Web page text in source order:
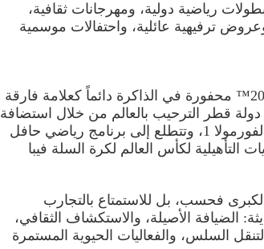
رياضية دولية، ومهرجانات ثقافية،
ترفيهية عائلية، واحتفالات موسمية
ستبقى بطولة كأس العالم FIFA قطر 2022™ محفورة في الذاكرة دائماً كعلامة فارقة
قطر الترحيب بالعالم من خلال استضافة
فعاليات كبرى مثل كأس العرب وبطولة الفورمولا 1، وتتطلع إلى برنامج رياضي حافل
17 سنة، والمباريات التأهيلية لكأس العالم لكرة السلة فيبا
الكبرى فحسب، بل للاستمتاع بالتجارب
الضيافة الأصيلة، والاستكشاف الثقافي،
السلس، والفعاليات الحيوية المستمرة